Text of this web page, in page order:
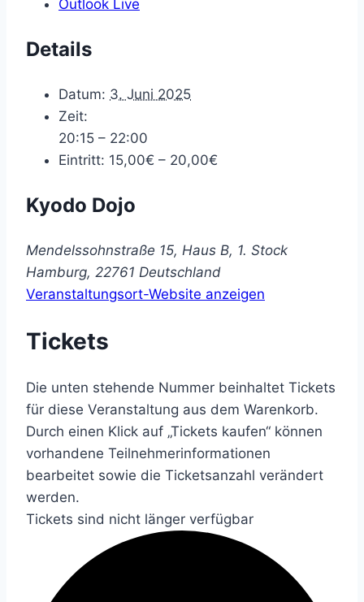
Outlook Live
Details
Datum: 3. Juni 2025
Zeit:
20:15 – 22:00
Eintritt: 15,00€ – 20,00€
Kyodo Dojo
Mendelssohnstraße 15, Haus B, 1. Stock
Hamburg, 22761 Deutschland
Veranstaltungsort-Website anzeigen
Tickets
Die unten stehende Nummer beinhaltet Tickets
für diese Veranstaltung aus dem Warenkorb.
Durch einen Klick auf „Tickets kaufen“ können
vorhandene Teilnehmerinformationen
bearbeitet sowie die Ticketsanzahl verändert
werden.
Tickets sind nicht länger verfügbar